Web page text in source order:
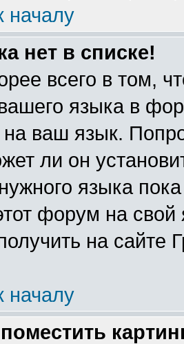
началу
нет в списке!
всего в том,
языка в
ваш язык.
ли он
языка
форум на
на сайте
началу